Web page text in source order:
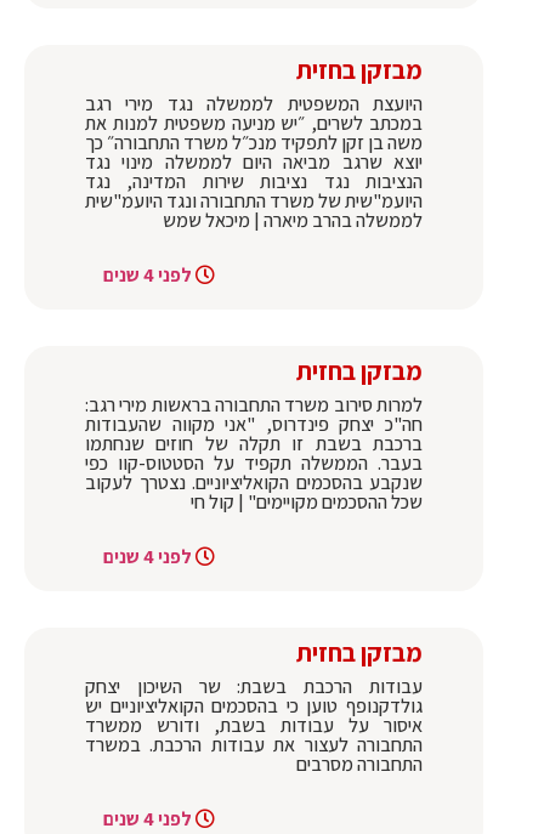
מבזקן בחזית
היועצת המשפטית לממשלה נגד מירי רגב
במכתב לשרים, ״יש מניעה משפטית למנות את
משה בן זקן לתפקיד מנכ״ל משרד התחבורה״ כך
יוצא שרגב מביאה היום לממשלה מינוי נגד
הנציבות נגד נציבות שירות המדינה, נגד
היועמ"שית של משרד התחבורה ונגד היועמ"שית
לממשלה בהרב מיארה | מיכאל שמש
לפני 4 שנים
מבזקן בחזית
למרות סירוב משרד התחבורה בראשות מירי רגב:
חה"כ יצחק פינדרוס, "אני מקווה שהעבודות
ברכבת בשבת זו תקלה של חוזים שנחתמו
בעבר. הממשלה תקפיד על הסטטוס-קוו כפי
שנקבע בהסכמים הקואליציוניים. נצטרך לעקוב
שכל ההסכמים מקויימים" | קול חי
לפני 4 שנים
מבזקן בחזית
עבודות הרכבת בשבת: שר השיכון יצחק
גולדקנופף טוען כי בהסכמים הקואליציוניים יש
איסור על עבודות בשבת, ודורש ממשרד
התחבורה לעצור את עבודות הרכבת. במשרד
התחבורה מסרבים
לפני 4 שנים